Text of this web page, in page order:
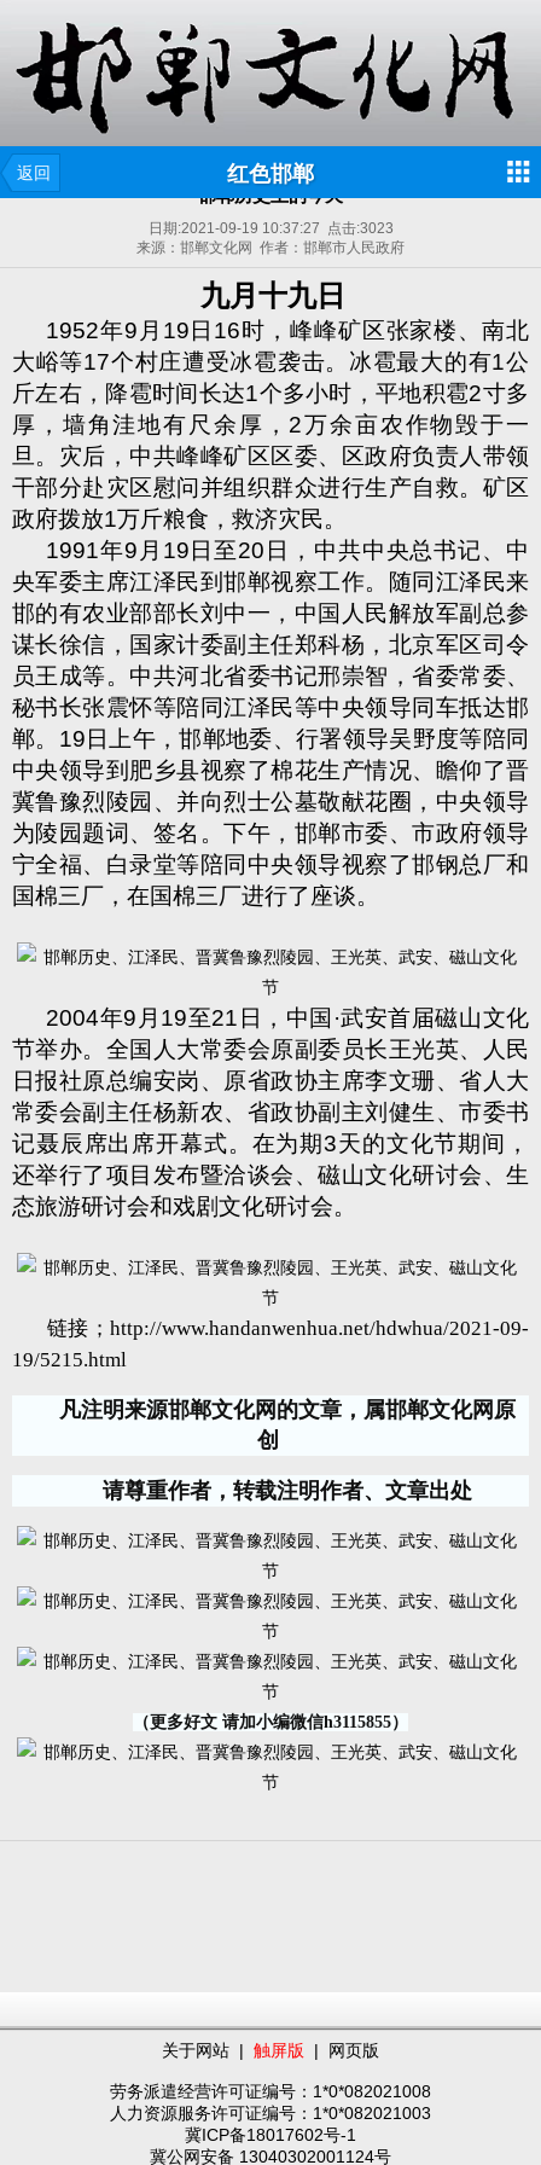
返回 红色邯郸
邯郸历史上的今天
日期:2021-09-19 10:37:27 点击:3023
来源：邯郸文化网 作者：邯郸市人民政府
九月十九日
1952年9 月 19 日 16 时，峰峰矿区张家楼、南北
大峪等17个村庄遭受冰雹袭击。冰雹最大的有1公
斤左右，降雹时间长达1个多小时，平地积雹2寸多
厚，墙角洼地有尺余厚， 2万余亩农作物毁于一
旦。灾后，中共峰峰矿区区委、区政府负责人带领
干部分赴灾区慰问并组织群众进行生产自救。矿区
政府拨放1万斤粮食，救济灾民。
1991年9 月 19 日至20 日，中共中央总书记、中
央军委主席江泽民到邯郸视察工作。随同江泽民来
邯的有农业部部长刘中一，中国人民解放军副总参
谋长徐信，国家计委副主任郑科杨，北京军区司令
员王成等。中共河北省委书记邢崇智，省委常委、
秘书长张震怀等陪同江泽民等中央领导同车抵达邯
郸。 19 日上午，邯郸地委、行署领导吴野度等陪同
中央领导到肥乡县视察了棉花生产情况、瞻仰了晋
冀鲁豫烈陵园、并向烈士公墓敬献花圈，中央领导
为陵园题词、签名。下午，邯郸市委、市政府领导
宁全福、白录堂等陪同中央领导视察了邯钢总厂和
国棉三厂，在国棉三厂进行了座谈。
2004年9 月 19至21 日，中国 ·武安首届磁山文化
节举办。全国人大常委会原副委员长王光英、人民
日报社原总编安岗、原省政协主席李文珊、省人大
常委会副主任杨新农、省政协副主刘健生、市委书
记聂辰席出席开幕式。在为期3天的文化节期间，
还举行了项目发布暨洽谈会、磁山文化研讨会、生
态旅游研讨会和戏剧文化研讨会。
链接； http://www.handanwenhua.net/hdwhua/2021-09-
19/5215.html
凡注明来源邯郸文化网的文章，属邯郸文化网原
创
请尊重作者，转载注明作者、文章出处
（更多好文 请加小编微信h3115855）
关于网站 | 触屏版 | 网页版
劳务派遣经营许可证编号：1*0*082021008
人力资源服务许可证编号：1*0*082021003
冀ICP备18017602号-1
冀公网安备 13040302001124号